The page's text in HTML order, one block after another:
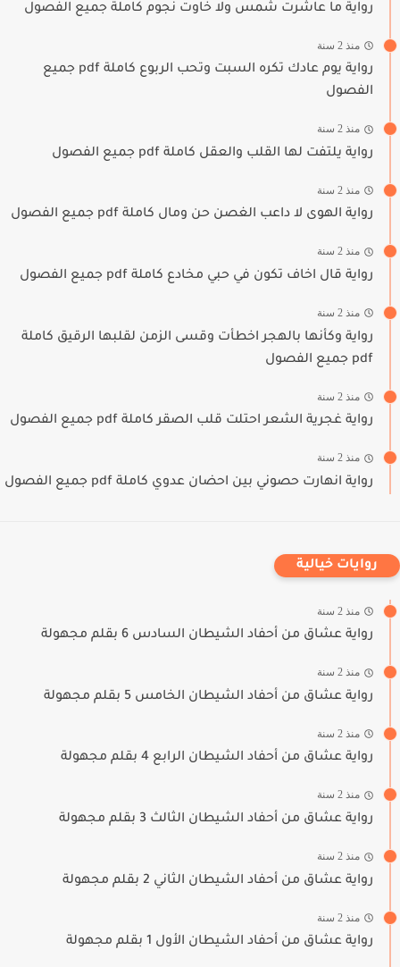
رواية ما عاشرت شمس ولا خاوت نجوم كاملة جميع الفصول
منذ 2 سنة
رواية يوم عادك تكره السبت وتحب الربوع كاملة pdf جميع
الفصول
منذ 2 سنة
رواية يلتفت لها القلب والعقل كاملة pdf جميع الفصول
منذ 2 سنة
رواية الهوى لا داعب الغصن حن ومال كاملة pdf جميع الفصول
منذ 2 سنة
رواية قال اخاف تكون في حبي مخادع كاملة pdf جميع الفصول
منذ 2 سنة
رواية وكأنها بالهجر اخطأت وقسى الزمن لقلبها الرقيق كاملة
pdf جميع الفصول
منذ 2 سنة
رواية غجرية الشعر احتلت قلب الصقر كاملة pdf جميع الفصول
منذ 2 سنة
رواية انهارت حصوني بين احضان عدوي كاملة pdf جميع الفصول
روايات خيالية
منذ 2 سنة
رواية عشاق من أحفاد الشيطان السادس 6 بقلم مجهولة
منذ 2 سنة
رواية عشاق من أحفاد الشيطان الخامس 5 بقلم مجهولة
منذ 2 سنة
رواية عشاق من أحفاد الشيطان الرابع 4 بقلم مجهولة
منذ 2 سنة
رواية عشاق من أحفاد الشيطان الثالث 3 بقلم مجهولة
منذ 2 سنة
رواية عشاق من أحفاد الشيطان الثاني 2 بقلم مجهولة
منذ 2 سنة
رواية عشاق من أحفاد الشيطان الأول 1 بقلم مجهولة